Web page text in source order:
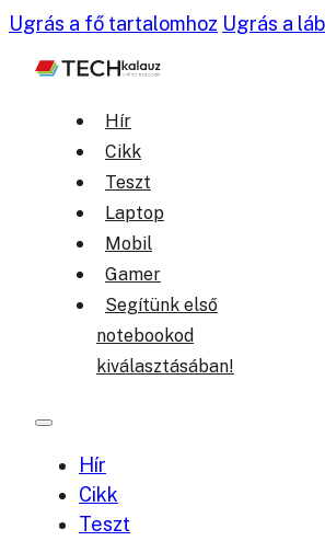
Ugrás a fő tartalomhoz Ugrás a
Hír
Cikk
Teszt
Laptop
Mobil
Gamer
Segítünk első
notebookod
kiválasztásában!
Hír
Cikk
Teszt